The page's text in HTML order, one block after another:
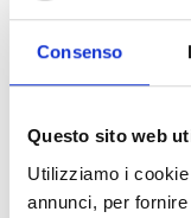
Consenso
Questo sito web
Utilizziamo i
annunci, per